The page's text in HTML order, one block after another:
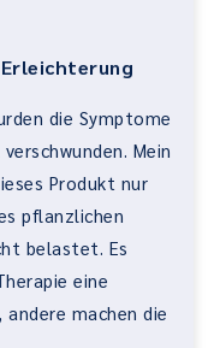
die Symptome
Mein
Produkt nur
pflanzlichen
belastet. Es
eine
machen die